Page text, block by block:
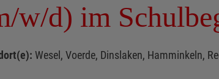
w/d) im
Wesel, Voerde, Dinslaken, Hamminkeln,